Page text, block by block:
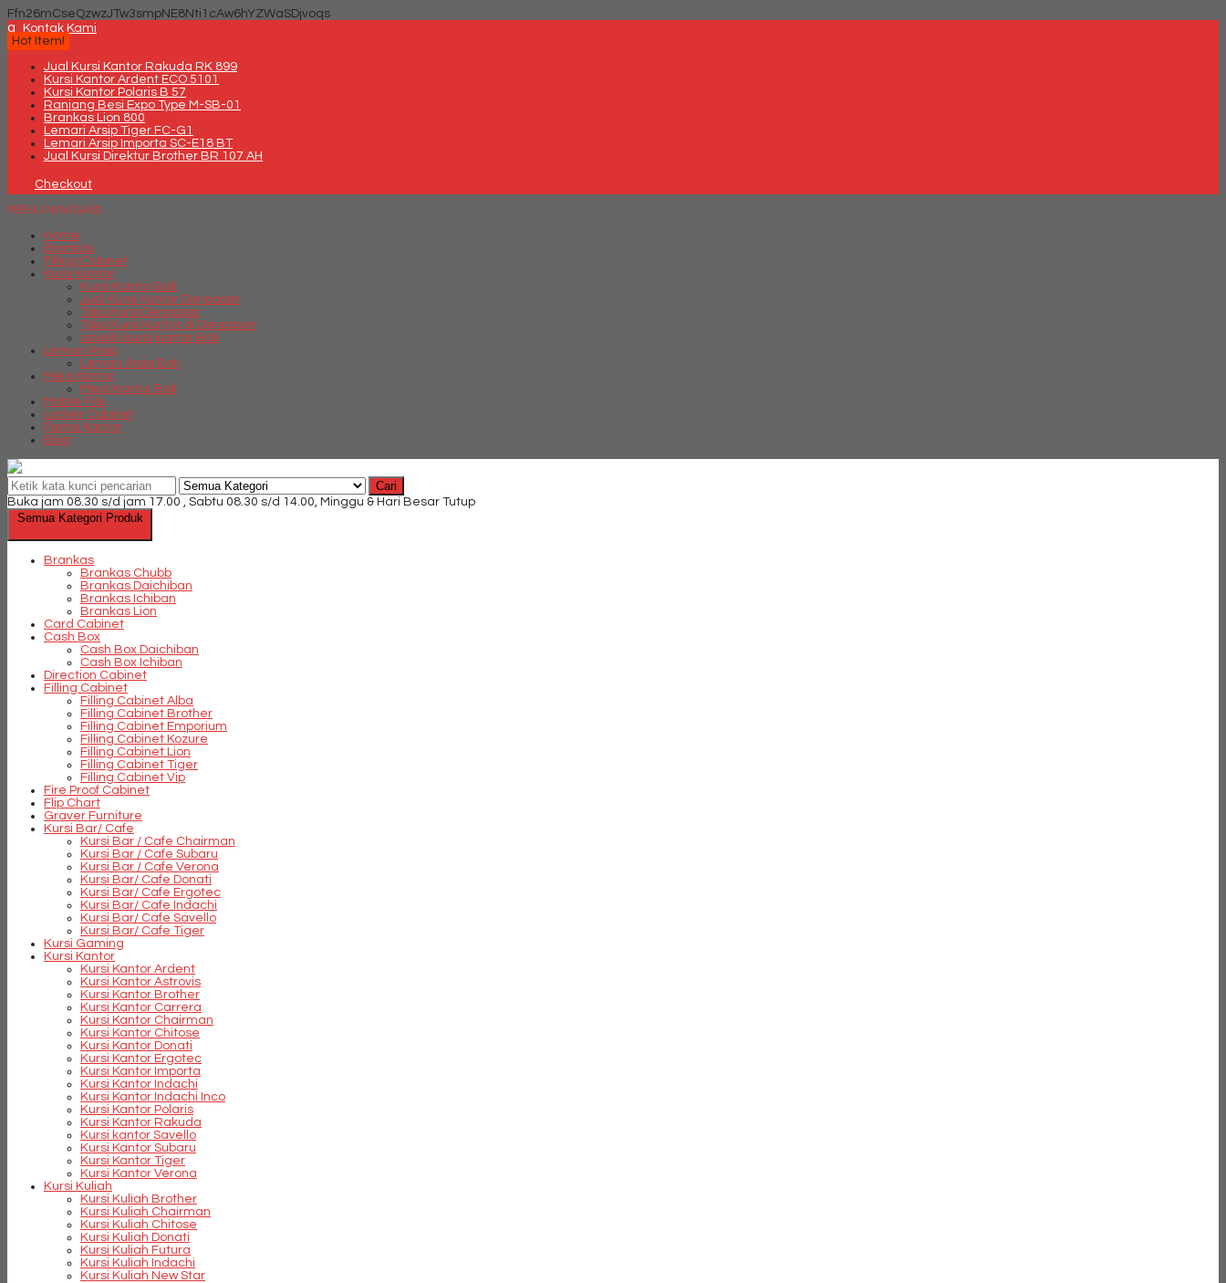
Ffn26mCseQzwzJTw3smpNE8Nti1cAw6hYZWaSDjvoqs
q
Kontak Kami
Hot Item!
Jual Kursi Kantor Rakuda RK 899
Kursi Kantor Ardent ECO 5101
Kursi Kantor Polaris B 57
Ranjang Besi Expo Type M-SB-01
Brankas Lion 800
Lemari Arsip Tiger FC-G1
Lemari Arsip Importa SC-E18 BT
Jual Kursi Direktur Brother BR 107 AH
Checkout
MENU NAVIGASI
Home
Brankas
Filling Cabinet
Kursi Kantor
Kursi Kantor Bali
Jual Kursi Kantor Denpasar
Toko Kursi Denpasar
Toko Kursi Kantor di Denpasar
savello kursi kantor Bali
Lemari Arsip
Lemari Arsip Bali
Meja Kantor
Meja Kantor Bali
Mobile File
Locker Cabinet
Partisi Kantor
Blog
Cari
Buka jam 08.30 s/d jam 17.00 , Sabtu 08.30 s/d 14.00, Minggu & Hari Besar Tutup
Semua Kategori Produk
Brankas
Brankas Chubb
Brankas Daichiban
Brankas Ichiban
Brankas Lion
Card Cabinet
Cash Box
Cash Box Daichiban
Cash Box Ichiban
Direction Cabinet
Filling Cabinet
Filling Cabinet Alba
Filling Cabinet Brother
Filling Cabinet Emporium
Filling Cabinet Kozure
Filling Cabinet Lion
Filling Cabinet Tiger
Filling Cabinet Vip
Fire Proof Cabinet
Flip Chart
Graver Furniture
Kursi Bar/ Cafe
Kursi Bar / Cafe Chairman
Kursi Bar / Cafe Subaru
Kursi Bar / Cafe Verona
Kursi Bar/ Cafe Donati
Kursi Bar/ Cafe Ergotec
Kursi Bar/ Cafe Indachi
Kursi Bar/ Cafe Savello
Kursi Bar/ Cafe Tiger
Kursi Gaming
Kursi Kantor
Kursi Kantor Ardent
Kursi Kantor Astrovis
Kursi Kantor Brother
Kursi Kantor Carrera
Kursi Kantor Chairman
Kursi Kantor Chitose
Kursi Kantor Donati
Kursi Kantor Ergotec
Kursi Kantor Importa
Kursi Kantor Indachi
Kursi Kantor Indachi Inco
Kursi Kantor Polaris
Kursi Kantor Rakuda
Kursi kantor Savello
Kursi Kantor Subaru
Kursi Kantor Tiger
Kursi Kantor Verona
Kursi Kuliah
Kursi Kuliah Brother
Kursi Kuliah Chairman
Kursi Kuliah Chitose
Kursi Kuliah Donati
Kursi Kuliah Futura
Kursi Kuliah Indachi
Kursi Kuliah New Star